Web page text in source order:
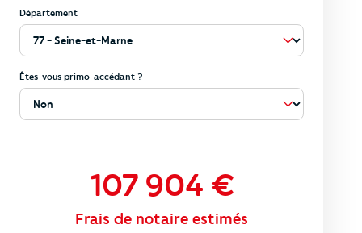
Département
Êtes-vous primo-accédant ?
107 904 €
Frais de notaire estimés